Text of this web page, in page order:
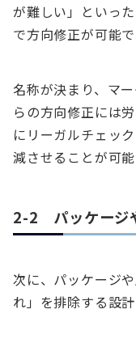
が難しい」といっ
で方向修正が可能で
名称が決まり、マ
らの方向修正には
にリーガルチェッ
減させることが可能
2-2 パッケージ
次に、パッケージ
れ」を排除する設計